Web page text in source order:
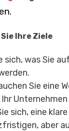
Ihre Ziele
sich, was Sie
Sie eine
Ihr
sich, eine
aber